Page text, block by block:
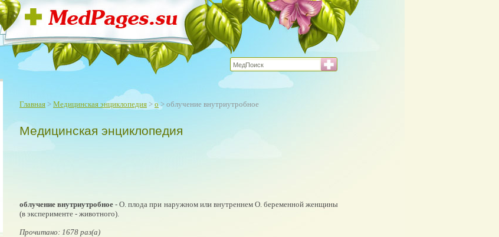
Главная > Медицинская энциклопедия > о> облучение внутриутробное
Медицинская энциклопедия
облучение внутриутробное - О. плода при наружном или внутреннем О. беременной женщины
(в эксперименте - животного).
Прочитано: 1678 раз(а)